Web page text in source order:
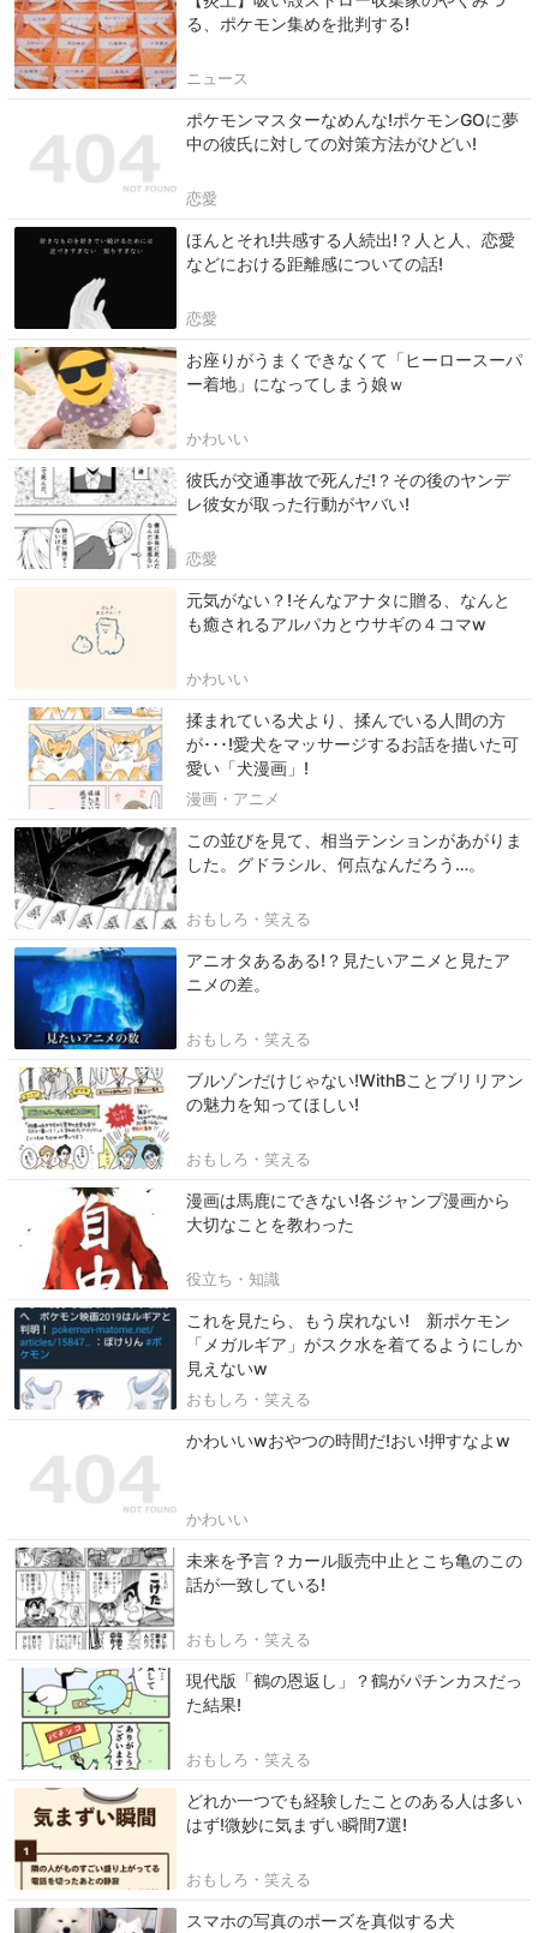
る、ポケモン集めを批判する!
ニュース
ポケモンマスターなめんな!ポケモンGOに夢
中の彼氏に対しての対策方法がひどい!
恋愛
ほんとそれ!共感する人続出!？人と人、恋愛
などにおける距離感についての話!
恋愛
お座りがうまくできなくて「ヒーロースーパ
ー着地」になってしまう娘ｗ
かわいい
彼氏が交通事故で死んだ!？その後のヤンデ
レ彼女が取った行動がヤバい!
恋愛
元気がない？!そんなアナタに贈る、なんと
も癒されるアルパカとウサギの４コマw
かわいい
揉まれている犬より、揉んでいる人間の方
が･･･!愛犬をマッサージするお話を描いた可
愛い「犬漫画」!
漫画・アニメ
この並びを見て、相当テンションがあがりま
した。グドラシル、何点なんだろう…。
おもしろ・笑える
アニオタあるある!？見たいアニメと見たア
ニメの差。
おもしろ・笑える
ブルゾンだけじゃない!WithBことブリリアン
の魅力を知ってほしい!
おもしろ・笑える
漫画は馬鹿にできない!各ジャンプ漫画から
大切なことを教わった
役立ち・知識
これを見たら、もう戻れない! 新ポケモン
「メガルギア」がスク水を着てるようにしか
見えないw
おもしろ・笑える
かわいいwおやつの時間だ!おい!押すなよw
かわいい
未来を予言？カール販売中止とこち亀のこの
話が一致している!
おもしろ・笑える
現代版「鶴の恩返し」？鶴がパチンカスだっ
た結果!
おもしろ・笑える
どれか一つでも経験したことのある人は多い
はず!微妙に気まずい瞬間7選!
おもしろ・笑える
スマホの写真のポーズを真似する犬